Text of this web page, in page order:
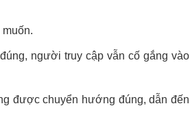
người truy cập vẫn cố gắng vào
được chuyển hướng đúng, dẫn đến